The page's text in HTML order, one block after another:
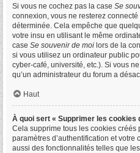
Si vous ne cochez pas la case Se
connexion, vous ne resterez
déterminée. Cela empêche que
votre insu en utilisant le même
case Se souvenir de moi lors de la
si vous utilisez un ordinateur public
cyber-café, université, etc.). Si vous
qu’un administrateur du forum a
Haut
À quoi sert « Supprimer les cookies
Cela supprime tous les cookies créés
paramètres d’authentification et
aussi des fonctionnalités telles que